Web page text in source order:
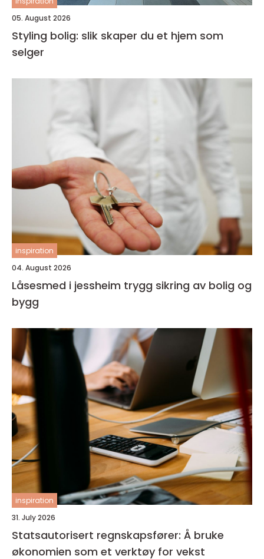
05. August 2026
Styling bolig: slik skaper du et hjem som
selger
inspiration
04. August 2026
Låsesmed i jessheim trygg sikring av bolig og
bygg
inspiration
31. July 2026
Statsautorisert regnskapsfører: Å bruke
økonomien som et verktøy for vekst